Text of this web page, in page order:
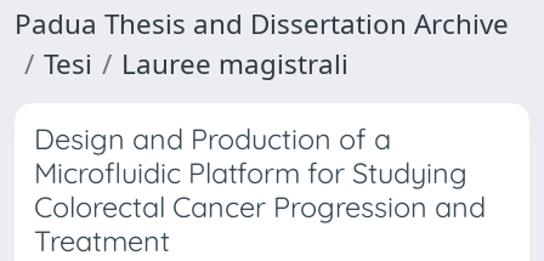
Padua Thesis and Dissertation Archive
Tesi
Lauree magistrali
Design and Production of a
Microfluidic Platform for Studying
Colorectal Cancer Progression and
Treatment